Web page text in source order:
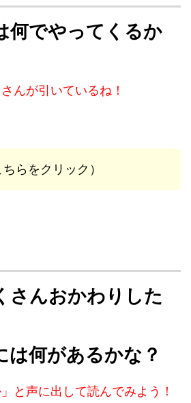
何でやってくるか
んが引いているね！
らをクリック）
さんおかわりした
は何があるかな？
と声に出して読んでみよう！